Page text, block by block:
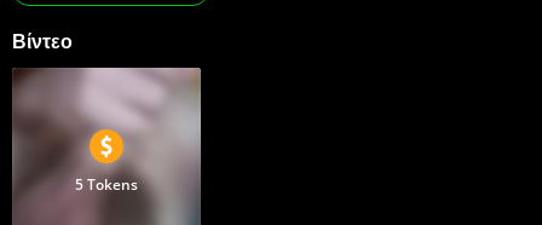
Βίντεο
5 Tokens